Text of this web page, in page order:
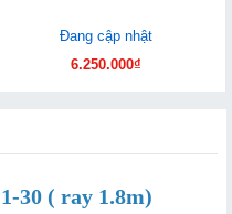
Đang cập nhật
6.250.000₫
30 ( ray 1.8m)